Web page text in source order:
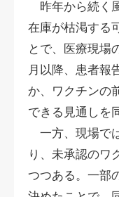
昨年から続く
在庫が枯渇する
とで、医療現場
月以降、患者報
か、ワクチンの
できる見通しを
一方、現場で
り、未承認のワ
つつある。一部